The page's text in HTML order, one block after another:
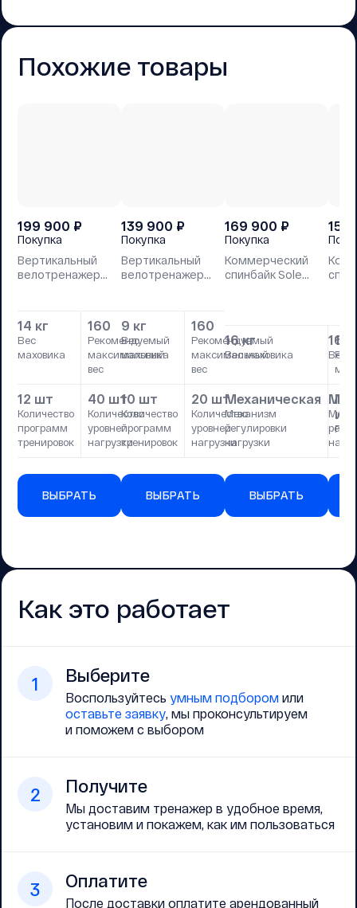
Похожие товары
199 900 ₽
Покупка
Вертикальный
велотренажер
14 кг
Вес
маховика
160
Рекомендуемый
максимальный
вес
12 шт
Количество
программ
тренировок
40 шт
Количество
уровней
нагрузки
ВЫБРАТЬ
139 900 ₽
Покупка
Вертикальный
велотренажер
9 кг
Вес
маховика
160
Рекомендуемый
максимальный
вес
10 шт
Количество
программ
тренировок
20 шт
Количество
уровней
нагрузки
ВЫБРАТЬ
169 900 ₽
Покупка
Коммерческий
спинбайк Sole
16 кг
Вес маховика
160
Механическая
Механизм
регулировки
нагрузки
и
ВЫБРАТЬ
159
16
Вес
Как это работает
1 Выберите
Воспользуйтесь умным подбором или
оставьте заявку, мы проконсультируем
и поможем с выбором
2 Получите
Мы доставим тренажер в удобное время,
установим и покажем, как им пользоваться
3 Оплатите
После доставки оплатите арендованный